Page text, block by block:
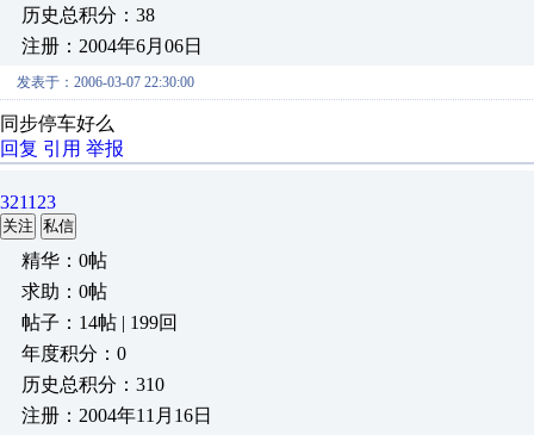
历史总积分：38
注册：2004年6月06日
发表于：2006-03-07 22:30:00
同步停车好么
回复 引用 举报
321123
关注 私信
精华：0帖
求助：0帖
帖子：14帖 | 199回
年度积分：0
历史总积分：310
注册：2004年11月16日